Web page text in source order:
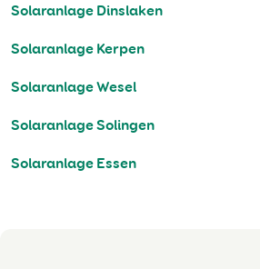
Solaranlage Dinslaken
Solaranlage Kerpen
Solaranlage Wesel
Solaranlage Solingen
Solaranlage Essen